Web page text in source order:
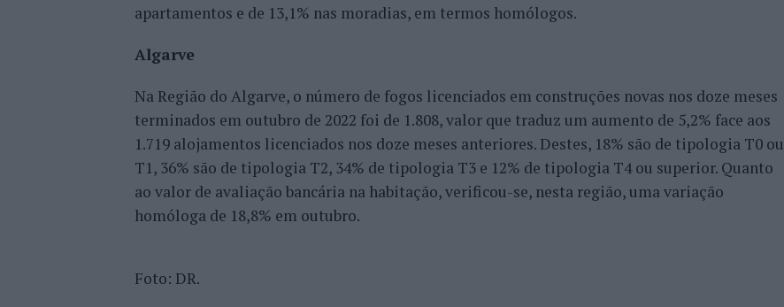
apartamentos e de 13,1% nas moradias, em termos homólogos.
Algarve
Na Região do Algarve, o número de fogos licenciados em construções novas nos doze meses
terminados em outubro de 2022 foi de 1.808, valor que traduz um aumento de 5,2% face aos
1.719 alojamentos licenciados nos doze meses anteriores. Destes, 18% são de tipologia T0 ou
T1, 36% são de tipologia T2, 34% de tipologia T3 e 12% de tipologia T4 ou superior. Quanto
ao valor de avaliação bancária na habitação, verificou-se, nesta região, uma variação
homóloga de 18,8% em outubro.
Foto: DR.